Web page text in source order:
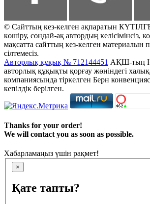
© Сайттың кез-келген ақпаратын
көшіру, сондай-ақ автордың келісімінсіз,
мақсатта сайттың кез-келген материалын
сілтемесіз.
Авторлық құқық № 712144451 АҚШ-тың
авторлық құқықты қорғау жөніндегі
компаниясында тіркелген Берн
кепілдік берілген.
Thanks for your order!
We will contact you as soon as possible.
Хабарламаңыз үшін рақмет!
×
Қате тапты?